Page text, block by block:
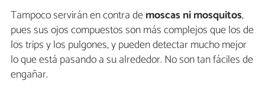
Tampoco servirán en contra demoscas ni mosquitos,
pues sus ojos compuestos son más complejos que los de
los trips y los pulgones, y pueden detectar mucho mejor
lo que está pasando a su alrededor. No son tan fáciles de
engañar.